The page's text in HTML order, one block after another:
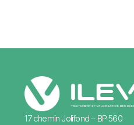
17 chemin Jolifond – BP 560